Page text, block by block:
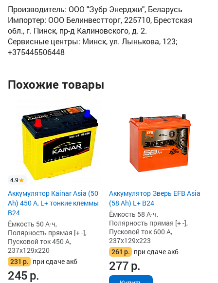
Производитель: ООО "Зубр Энерджи", Беларусь
Импортер: ООО Белинвестторг, 225710, Брестская
обл., г. Пинск, пр-д Калиновского, д. 2.
Сервисные центры: Минск, ул. Лынькова, 123;
+375445506448
Похожие товары
4.9
Аккумулятор Kainar Asia (50
Ah) 450 А, L+ тонкие клеммы
B24
Ёмкость 50 А·ч,
Полярность прямая [+ -],
Пусковой ток 450 А,
237x129x220
231 р. при сдаче акб
245р.
Аккумулятор Зверь EFB Asia
(58 Ah) L+ B24
Ёмкость 58 А·ч,
Полярность прямая [+ -],
Пусковой ток 600 А,
237x129x223
261 р. при сдаче акб
277р.